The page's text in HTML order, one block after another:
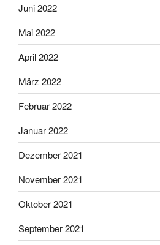
Juni 2022
Mai 2022
April 2022
März 2022
Februar 2022
Januar 2022
Dezember 2021
November 2021
Oktober 2021
September 2021